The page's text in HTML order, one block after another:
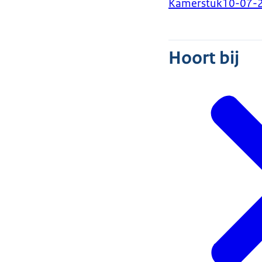
Kamerstuk10-07-
Hoort bij